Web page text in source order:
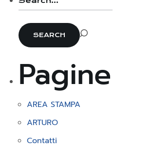
Pagine
AREA STAMPA
ARTURO
Contatti